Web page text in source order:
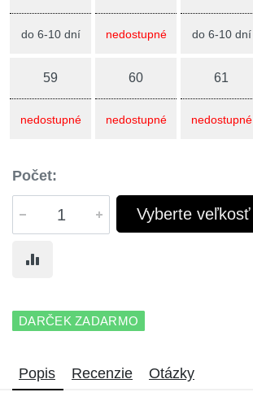
do 6-10 dní nedostupné do 6-10 dní
59
nedostupné
60
nedostupné
61
nedostupné
Počet:
Vyberte veľkosť
DARČEK ZADARMO
Popis Recenzie Otázky